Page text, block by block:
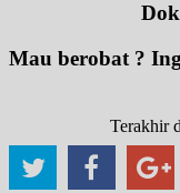
Mau berobat ?
Terakhir